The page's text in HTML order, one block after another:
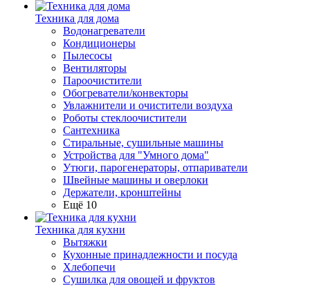
Техника для дома
Водонагреватели
Кондиционеры
Пылесосы
Вентиляторы
Пароочистители
Обогреватели/конвекторы
Увлажнители и очистители воздуха
Роботы стеклоочистители
Сантехника
Стиральные, сушильные машины
Устройства для "Умного дома"
Утюги, парогенераторы, отпариватели
Швейные машины и оверлоки
Держатели, кронштейны
Ещё 10
Техника для кухни
Вытяжки
Кухонные принадлежности и посуда
Хлебопечи
Сушилка для овощей и фруктов